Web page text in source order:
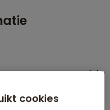
cookies